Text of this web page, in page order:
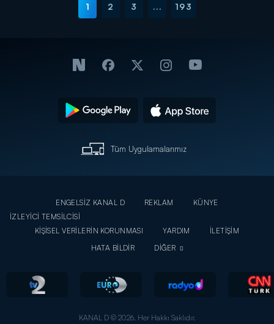
1 2 3 ... 193
Tüm Uygulamalarımız
ENGELSİZ KANAL D REKLAM
KÜNYE
İZLEYİCİ TEMSİLCİSİ
KİŞİSEL VERİLERİN KORUNMASI
YARDIM
İLETİŞİM
HATA BİLDİR
DİĞER
KANAL D © 2026. Her Hakkı Saklıdır.